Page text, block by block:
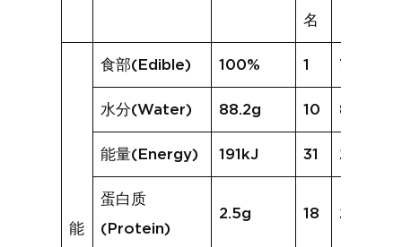
名
能
食部(Edible) 100% 1 77%
水分(Water) 88.2g 10 84.1g
能量(Energy) 191kJ 31 254kJ
蛋白质
(Protein)
2.5g 18 2.5g